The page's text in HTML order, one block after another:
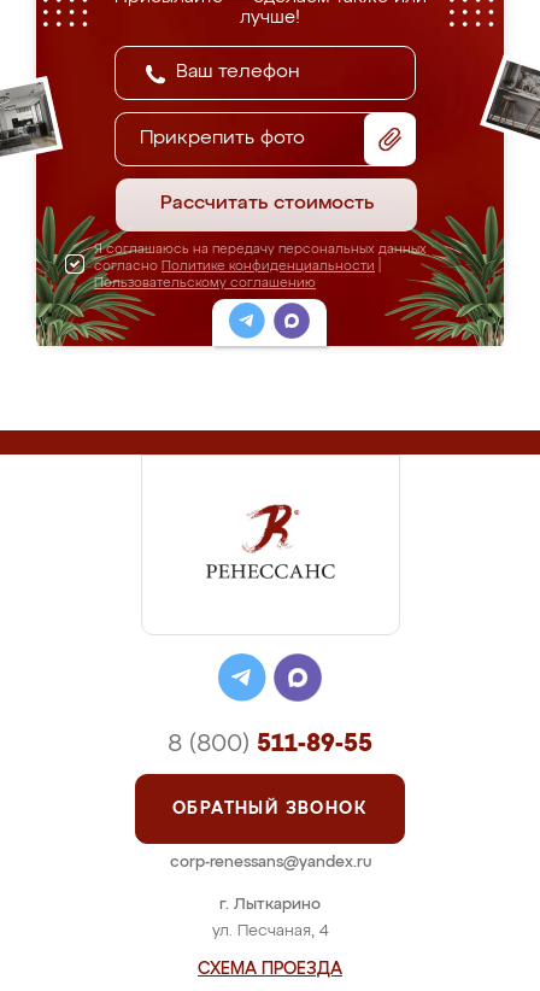
лучше!
Прикрепить фото
Рассчитать стоимость
Я соглашаюсь на передачу персональных данных
согласно Политике конфиденциальности
Пользовательскому соглашению
г. Лыткарино
ул. Песчаная, 4
СХЕМА ПРОЕЗДА
8 (800) 511-89-55
ОБРАТНЫЙ ЗВОНОК
corp-renessans@yandex.ru